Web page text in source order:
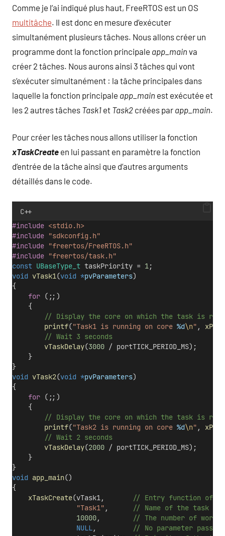
Comme je l’ai indiqué plus haut, FreeRTOS est un OS
multitâche. Il est donc en mesure d’exécuter
simultanément plusieurs tâches. Nous allons créer un
programme dont la fonction principale app_main va
créer 2 tâches. Nous aurons ainsi 3 tâches qui vont
s’exécuter simultanément : la tâche principales dans
laquelle la fonction principale app_main est exécutée et
les 2 autres tâches Task1 et Task2 créées par app_main.
Pour créer les tâches nous allons utiliser la fonction
xTaskCreate en lui passant en paramètre la fonction
d’entrée de la tâche ainsi que d’autres arguments
détaillés dans le code.
C++
#include <stdio.h>
#include "sdkconfig.h"
#include "freertos/FreeRTOS.h"
#include "freertos/task.h"
const UBaseType_t taskPriority = 1;
void vTask1(void *pvParameters)
{
for (;;)
    {
// Display the core on which the task is
printf("Task1 is running on core %d\n" ,
        // Wait 3 seconds
vTaskDelay(3000 / portTICK_PERIOD_MS);
    }
}
void vTask2(void *pvParameters)
{
for (;;)
    {
// Display the core on which the task is
printf("Task2 is running on core %d\n" ,
        // Wait 2 seconds
vTaskDelay(2000 / portTICK_PERIOD_MS);
    }
}
void app_main()
{
xTaskCreate(vTask1,
// Entry function of
"Task1" ,
      // Name of the task
10000,
// The number of
NULL,
// No parameter passed